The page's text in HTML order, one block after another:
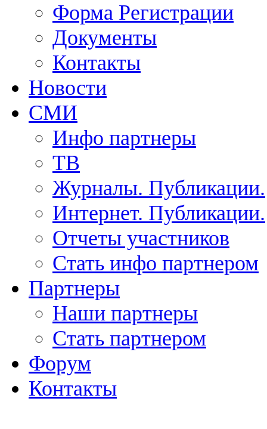
Форма Регистрации
Документы
Контакты
Новости
СМИ
Инфо партнеры
ТВ
Журналы. Публикации.
Интернет. Публикации.
Отчеты участников
Стать инфо партнером
Партнеры
Наши партнеры
Стать партнером
Форум
Контакты